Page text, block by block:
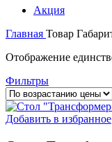
Акция
Главная Товар
Отображение
Фильтры
Добавить в избранное